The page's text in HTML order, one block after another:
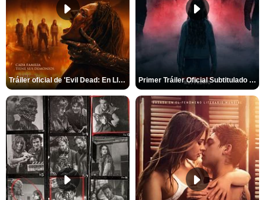
Tráiler oficial de 'Evil Dead: En Llamas' Primer Tráiler Oficial Subtitulado de 'La Noche Del Demonio: Están Entre Nosotros'